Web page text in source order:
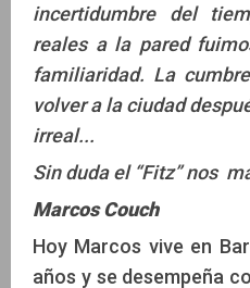
incertidumbre del
reales a la pared
familiaridad. La
volver a la ciudad
irreal...
Sin duda el “Fitz” nos
Marcos Couch
Hoy Marcos vive en
años y se desempeña